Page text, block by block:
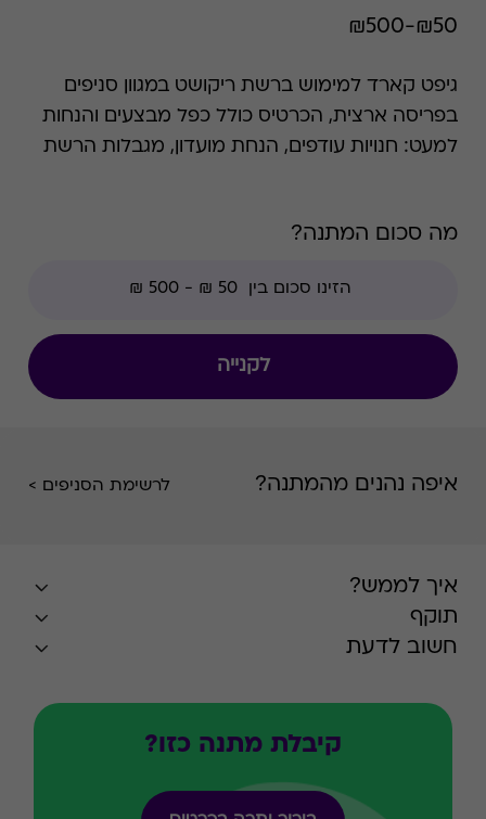
₪50-₪500
גיפט קארד למימוש ברשת ריקושט במגוון סניפים
בפריסה ארצית, הכרטיס כולל כפל מבצעים והנחות
למעט: חנויות עודפים, הנחת מועדון, מגבלות הרשת
מה סכום המתנה?
לקנייה
איפה נהנים מהמתנה? לרשימת הסניפים >
איך לממש?
תוקף
חשוב לדעת
קיבלת מתנה כזו?